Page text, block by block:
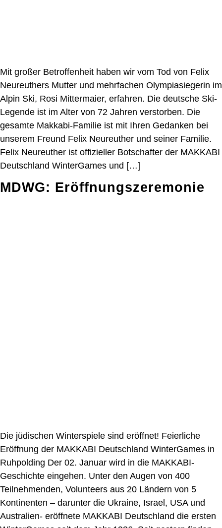
Mit großer Betroffenheit haben wir vom Tod von Felix
Neureuthers Mutter und mehrfachen Olympiasiegerin im
Alpin Ski, Rosi Mittermaier, erfahren. Die deutsche Ski-
Legende ist im Alter von 72 Jahren verstorben. Die
gesamte Makkabi-Familie ist mit Ihren Gedanken bei
unserem Freund Felix Neureuther und seiner Familie.
Felix Neureuther ist offizieller Botschafter der MAKKABI
Deutschland WinterGames und […]
MDWG: Eröffnungszeremonie
Die jüdischen Winterspiele sind eröffnet! Feierliche
Eröffnung der MAKKABI Deutschland WinterGames in
Ruhpolding Der 02. Januar wird in die MAKKABI-
Geschichte eingehen. Unter den Augen von 400
Teilnehmenden, Volunteers aus 20 Ländern von 5
Kontinenten – darunter die Ukraine, Israel, USA und
Australien- eröffnete MAKKABI Deutschland die ersten